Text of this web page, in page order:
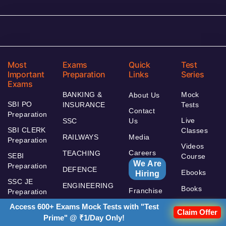
Most
Important
Exams
SBI PO
Preparation
SBI CLERK
Preparation
SEBI
Preparation
SSC JE
Preparation
SSC CGL
Preparation
Exams
Preparation
BANKING &
INSURANCE
SSC
RAILWAYS
TEACHING
DEFENCE
ENGINEERING
UPSC
Quick
Links
About Us
Contact
Us
Media
Careers
We Are
Hiring
Franchise
Content
Test
Series
Mock
Tests
Live
Classes
Videos
Course
Ebooks
Books
Access 600+ Exams Mock Tests with "Test
Prime" @ ₹1/Day Only!
Claim Offer